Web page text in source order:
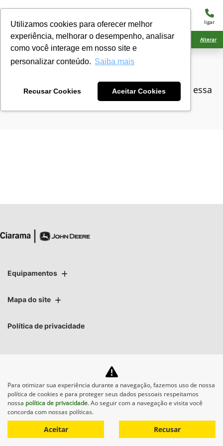
Utilizamos cookies para oferecer melhor
experiência, melhorar o desempenho, analisar
como você interage em nosso site e
personalizar conteúdo. Saiba mais
Recusar Cookies Aceitar Cookies
menu ligar
Ciarama Máquinas Amambai Alterar
Não encontramos ofertas disponíveis para essa
loja.
Equipamentos
Mapa do site
Política de privacidade
No trânsito, enxergar o
outro salva vidas.
Desenvolvido pela DEALERSPACE ® Direitos Reservados.
Para otimizar sua experiência durante a navegação, fazemos uso de nossa
política de cookies e para proteger seus dados pessoais respeitamos
nossa política de privacidade. Ao seguir com a navegação e visita você
concorda com nossas políticas.
Aceitar Recusar